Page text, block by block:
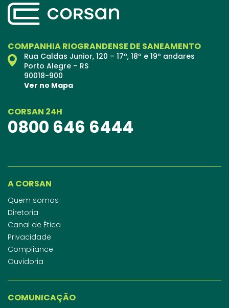
COMPANHIA RIOGRANDENSE DE SANEAMENTO
Rua Caldas Junior, 120 – 17º, 18º e 19º andares
Porto Alegre – RS
90018-900
Ver no Mapa
CORSAN 24H
0800 646 6444
A CORSAN
Quem somos
Diretoria
Canal de Ética
Privacidade
Compliance
Ouvidoria
COMUNICAÇÃO